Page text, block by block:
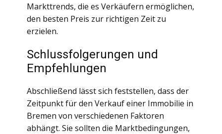
Markttrends, die es Verkäufern ermöglichen,
den besten Preis zur richtigen Zeit zu
erzielen.
Schlussfolgerungen und
Empfehlungen
Abschließend lässt sich feststellen, dass der
Zeitpunkt für den Verkauf einer Immobilie in
Bremen von verschiedenen Faktoren
abhängt. Sie sollten die Marktbedingungen,